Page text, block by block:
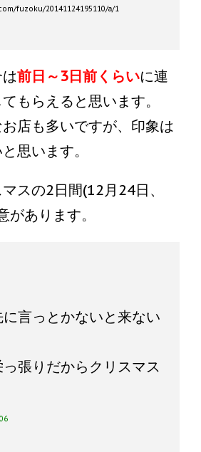
fuzoku/20141124195110/a/1
前日～3日前くらいに連
もらえると思います。
店も多いですが、印象は
思います。
スの2日間(12月24日、
あります。
言っとかないと来ない
張りだからクリスマス